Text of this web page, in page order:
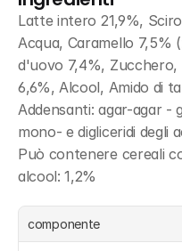
Latte intero 21,9%,
Acqua, Caramello 7,5%
d'uovo 7,4%,
6,6%, Alcool, Amido di
Addensanti: agar-agar -
mono- e digliceridi degli
Può contenere cereali
alcool: 1,2%
componente